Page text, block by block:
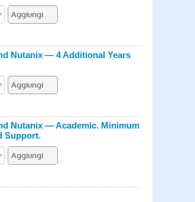
Nutanix — 4 Additional Years
Nutanix — Academic. Minimum
Support.